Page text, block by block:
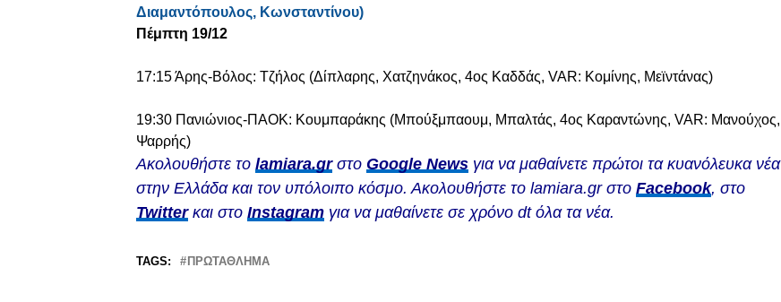
Διαμαντόπουλος, Κωνσταντίνου)
Πέμπτη 19/12
17:15 Άρης-Βόλος: Τζήλος (Δίπλαρης, Χατζηνάκος, 4ος Καδδάς, VAR: Κομίνης, Μεϊντάνας)
19:30 Πανιώνιος-ΠΑΟΚ: Κουμπαράκης (Μπούξμπαουμ, Μπαλτάς, 4ος Καραντώνης, VAR: Μανούχος,
Ψαρρής)
Ακολουθήστε το lamiara.grστο Google News για να μαθαίνετε πρώτοι τα κυανόλευκα νέα
στην Ελλάδα και τον υπόλοιπο κόσμο. Ακολουθήστε το lamiara.gr στο Facebook, στο
Twitterκαι στο Instagram για να μαθαίνετε σε χρόνο dt όλα τα νέα.
TAGS: ΠΡΩΤΆΘΛΗΜΑ